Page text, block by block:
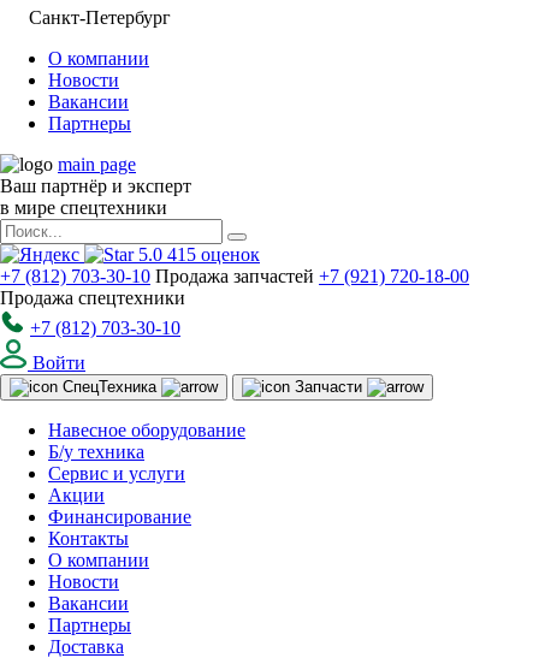
Санкт-Петербург
О компании
Новости
Вакансии
Партнеры
main page
Ваш партнёр и эксперт
в мире спецтехники
5.0 415 оценок
+7 (812) 703-30-10 Продажа запчастей +7 (921) 720-18-00
Продажа спецтехники
+7 (812) 703-30-10
Войти
СпецТехника Запчасти
Навесное оборудование
Б/у техника
Сервис и услуги
Акции
Финансирование
Контакты
О компании
Новости
Вакансии
Партнеры
Доставка